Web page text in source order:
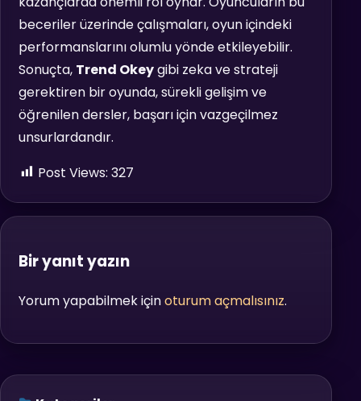
beceriler üzerinde çalışmaları, oyun içindeki
performanslarını olumlu yönde etkileyebilir.
Sonuçta, Trend Okeygibi zeka ve strateji
gerektiren bir oyunda, sürekli gelişim ve
öğrenilen dersler, başarı için vazgeçilmez
unsurlardandır.
Post Views: 327
Bir yanıt yazın
Yorum yapabilmek içinoturum açmalısınız.